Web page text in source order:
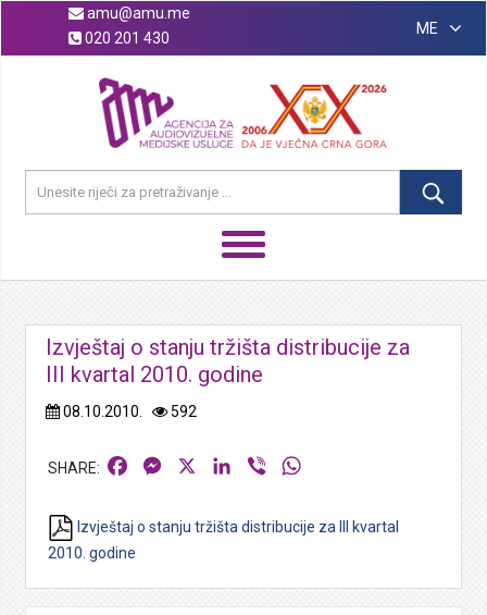
amu@amu.me
020 201 430
ME
Izvještaj o stanju tržišta distribucije za
III kvartal 2010. godine
08.10.2010. 592
FacebookMessengerLinkedIn
Viber
Izvještaj o stanju tržišta distribucije za III kvartal
2010. godine